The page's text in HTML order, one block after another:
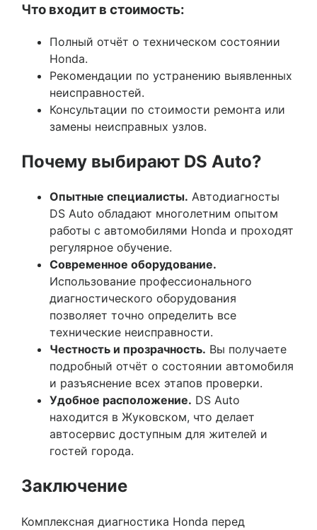
Что входит в стоимость:
Полный отчёт о техническом состоянии
Honda.
Рекомендации по устранению выявленных
неисправностей.
Консультации по стоимости ремонта или
замены неисправных узлов.
Почему выбирают DS Auto?
Опытные специалисты. Автодиагносты
DS Auto обладают многолетним опытом
работы с автомобилями Honda и проходят
регулярное обучение.
Современное оборудование.
Использование профессионального
диагностического оборудования
позволяет точно определить все
технические неисправности.
Честность и прозрачность. Вы получаете
подробный отчёт о состоянии автомобиля
и разъяснение всех этапов проверки.
Удобное расположение. DS Auto
находится в Жуковском, что делает
автосервис доступным для жителей и
гостей города.
Заключение
Комплексная диагностика Honda перед